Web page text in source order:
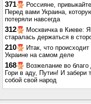
371
Россияне,
Перед вами Украина,
потеряли навсегда
312
Москвичка в Киеве: Я
старалась держаться в
210
Итак, что происходит
Украине на самом деле
168
Возжелание во благо
Гори в аду, Путин! И забери
собой свой народ